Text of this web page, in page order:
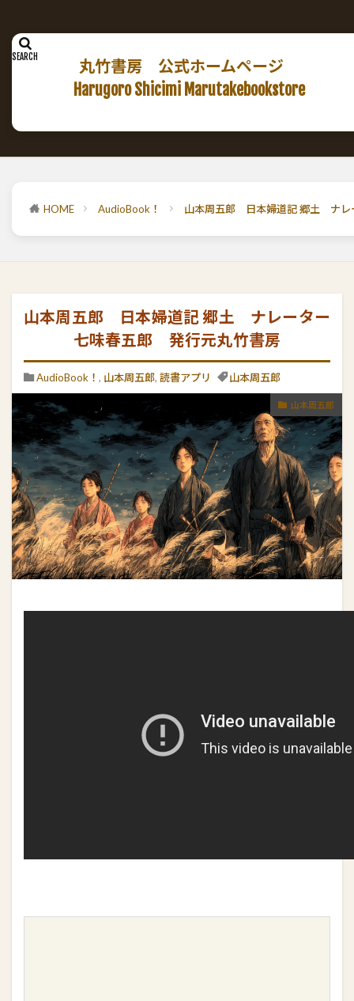
丸竹書房 公式ホームページ
Harugoro Shicimi Marutakebookstore
HOME AudioBook！ 山本周五郎 日本婦道記 郷土 ナレ
山本周五郎 日本婦道記 郷土 ナレーター
七味春五郎 発行元丸竹書房
AudioBook！ , 山本周五郎, 読書アプリ 山本周五郎
山本周五郎